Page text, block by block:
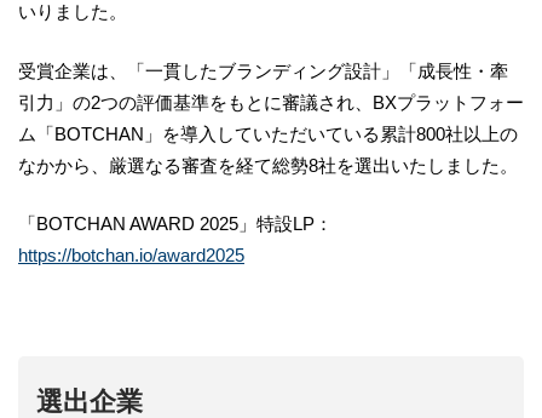
いりました。
受賞企業は、「一貫したブランディング設計」「成長性・牽
引力」の2つの評価基準をもとに審議され、BXプラットフォー
ム「BOTCHAN」を導入していただいている累計800社以上の
なかから、厳選なる審査を経て総勢8社を選出いたしました。
「BOTCHAN AWARD 2025」特設LP：
https://botchan.io/award2025
選出企業